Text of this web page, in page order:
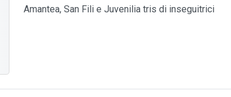
Amantea, San Fili e Juvenilia tris di inseguitrici